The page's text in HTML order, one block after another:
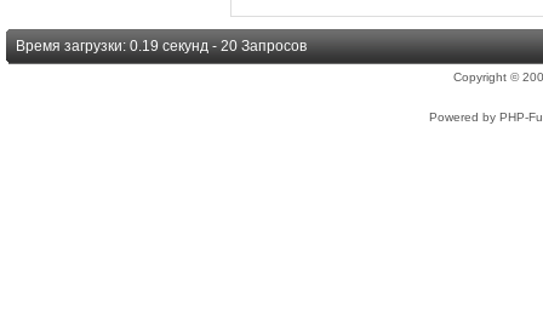
Время загрузки: 0.19 секунд - 20 Запросов
Copyright ©
Powered by PHP-